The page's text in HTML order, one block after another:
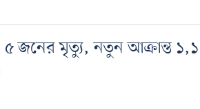
৫ জনের মৃত্যু, নতুন আক্রান্ত